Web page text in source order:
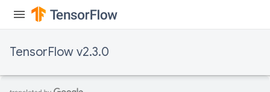
TensorFlow v2.3.0